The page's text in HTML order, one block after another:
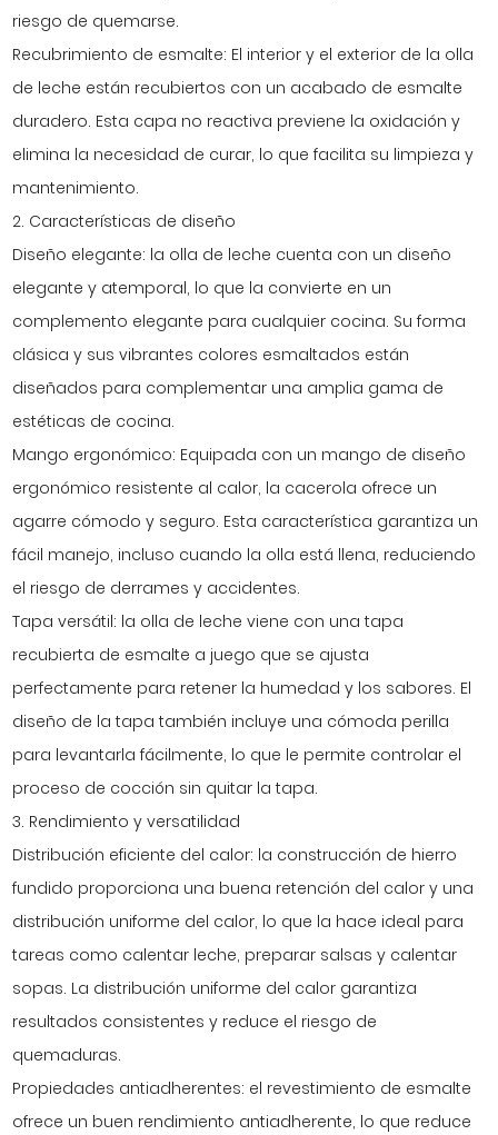
riesgo de quemarse.
Recubrimiento de esmalte: El interior y el exterior de la olla
de leche están recubiertos con un acabado de esmalte
duradero. Esta capa no reactiva previene la oxidación y
elimina la necesidad de curar, lo que facilita su limpieza y
mantenimiento.
2. Características de diseño
Diseño elegante: la olla de leche cuenta con un diseño
elegante y atemporal, lo que la convierte en un
complemento elegante para cualquier cocina. Su forma
clásica y sus vibrantes colores esmaltados están
diseñados para complementar una amplia gama de
estéticas de cocina.
Mango ergonómico: Equipada con un mango de diseño
ergonómico resistente al calor, la cacerola ofrece un
agarre cómodo y seguro. Esta característica garantiza un
fácil manejo, incluso cuando la olla está llena, reduciendo
el riesgo de derrames y accidentes.
Tapa versátil: la olla de leche viene con una tapa
recubierta de esmalte a juego que se ajusta
perfectamente para retener la humedad y los sabores. El
diseño de la tapa también incluye una cómoda perilla
para levantarla fácilmente, lo que le permite controlar el
proceso de cocción sin quitar la tapa.
3. Rendimiento y versatilidad
Distribución eficiente del calor: la construcción de hierro
fundido proporciona una buena retención del calor y una
distribución uniforme del calor, lo que la hace ideal para
tareas como calentar leche, preparar salsas y calentar
sopas. La distribución uniforme del calor garantiza
resultados consistentes y reduce el riesgo de
quemaduras.
Propiedades antiadherentes: el revestimiento de esmalte
ofrece un buen rendimiento antiadherente, lo que reduce